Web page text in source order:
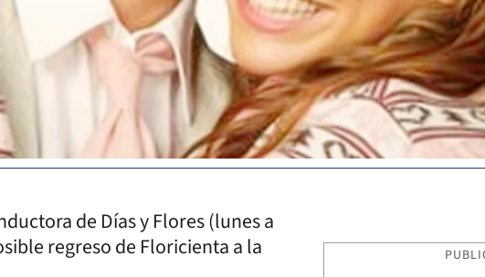
de Días y Flores (lunes a
regreso de Floricienta a la